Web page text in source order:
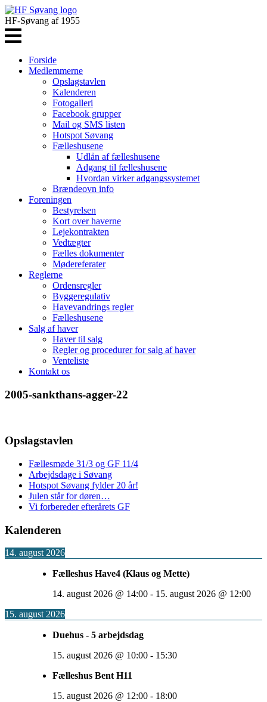
HF-Søvang af 1955
Forside
Medlemmerne
Opslagstavlen
Kalenderen
Fotogalleri
Facebook grupper
Mail og SMS listen
Hotspot Søvang
Fælleshusene
Udlån af fælleshusene
Adgang til fælleshusene
Hvordan virker adgangssystemet
Brændeovn info
Foreningen
Bestyrelsen
Kort over haverne
Lejekontrakten
Vedtægter
Fælles dokumenter
Mødereferater
Reglerne
Ordensregler
Byggeregulativ
Havevandrings regler
Fælleshusene
Salg af haver
Haver til salg
Regler og procedurer for salg af haver
Venteliste
Kontakt os
2005-sankthans-agger-22
Opslagstavlen
Fællesmøde 31/3 og GF 11/4
Arbejdsdage i Søvang
Hotspot Søvang fylder 20 år!
Julen står for døren…
Vi forbereder efterårets GF
Kalenderen
14. august 2026
Fælleshus Have4 (Klaus og Mette)
14. august 2026 @ 14:00 - 15. august 2026 @ 12:00
15. august 2026
Duehus - 5 arbejdsdag
15. august 2026 @ 10:00 - 15:30
Fælleshus Bent H11
15. august 2026 @ 12:00 - 18:00